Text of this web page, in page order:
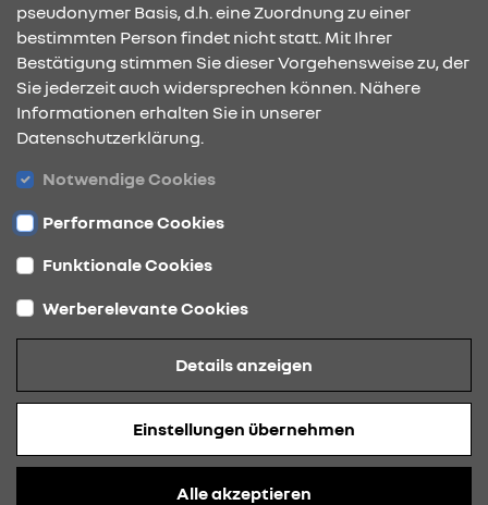
ÖFFNUNGSZEITEN
Impressum
pseudonymer Basis, d.h. eine Zuordnung zu einer
bestimmten Person findet nicht statt. Mit Ihrer
Bestätigung stimmen Sie dieser Vorgehensweise zu, der
Sie jederzeit auch widersprechen können. Nähere
Informationen erhalten Sie in unserer
Datenschutzerklärung.
Notwendige Cookies
Performance Cookies
Funktionale Cookies
Werberelevante Cookies
Details anzeigen
Einstellungen übernehmen
Alle akzeptieren